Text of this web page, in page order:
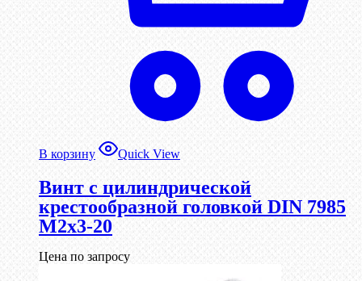
В корзину Quick View
Винт с цилиндрической
крестообразной головкой DIN 7985
М2х3-20
Цена по запросу